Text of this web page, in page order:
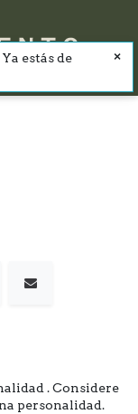
. Considere
personalidad.
estás de